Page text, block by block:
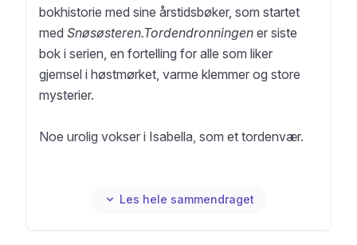
bokhistorie med sine årstidsbøker, som startet
med Snøsøsteren.Tordendronningen er siste
bok i serien, en fortelling for alle som liker
gjemsel i høstmørket, varme klemmer og store
mysterier.
Noe urolig vokser i Isabella, som et tordenvær.
sin, alltid videre, alltid på jakt etter et nytt eventyr.
Les hele sammendraget